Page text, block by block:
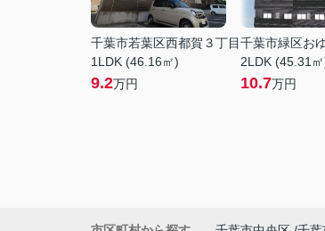
千葉市若葉区西都賀３丁目
1LDK (46.16㎡)
9.2万円
千葉市緑区お
2LDK (45.31
10.7万円